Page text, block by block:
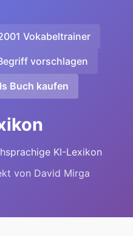
Vokabeltrainer
vorschlagen
Buch kaufen
KI-Lexikon
von David Mirga